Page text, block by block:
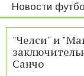
Новости
"Челси" и
Санчо